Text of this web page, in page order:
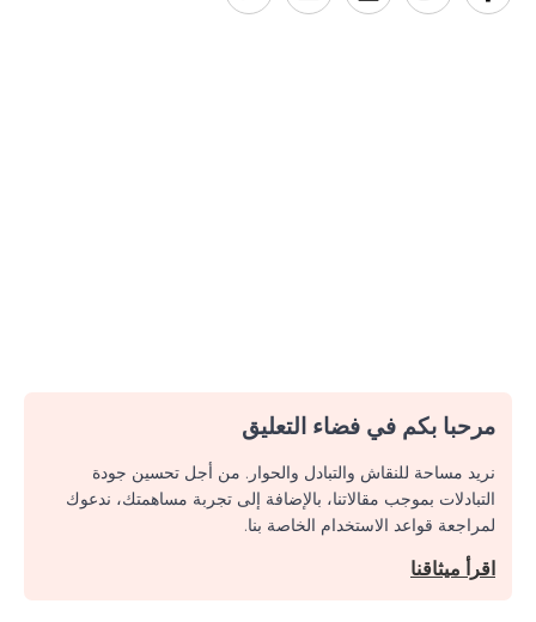
مرحبا بكم في فضاء التعليق
نريد مساحة للنقاش والتبادل والحوار. من أجل تحسين جودة
التبادلات بموجب مقالاتنا، بالإضافة إلى تجربة مساهمتك، ندعوك
لمراجعة قواعد الاستخدام الخاصة بنا.
اقرأ ميثاقنا